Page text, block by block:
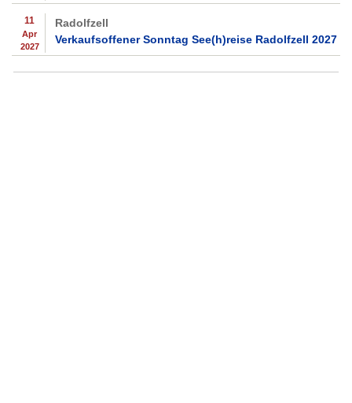
11
Apr
2027
Radolfzell
Verkaufsoffener Sonntag See(h)reise Radolfzell 2027